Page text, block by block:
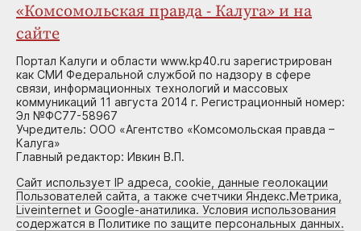
«Комсомольская правда - Калуга» и на
сайте
Портал Калуги и области www.kp40.ru зарегистрирован
как СМИ Федеральной службой по надзору в сфере
связи, информационных технологий и массовых
коммуникаций 11 августа 2014 г. Регистрационный номер:
Эл №ФС77-58967
Учредитель: ООО «Агентство «Комсомольская правда –
Калуга»
Главный редактор: Ивкин В.П.
Сайт использует IP адреса, cookie, данные геолокации
Пользователей сайта, а также счетчики Яндекс.Метрика,
Liveinternet и Google-анатилика. Условия использования
содержатся в Политике по защите персональных данных.